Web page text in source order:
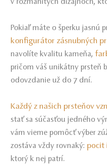
v rozmanitých dizajnoch,
Pokiaľ máte o šperku jasnú
konfigurátor zásnubných
navolíte kvalitu kameňa,
pričom váš unikátny prsteň
odovzdanie už do 7 dní.
Každý z našich prsteňov
stať sa súčasťou jedného
vám vieme pomôcť výber
zostáva vždy rovnaký:pocit
ktorý k nej patrí.